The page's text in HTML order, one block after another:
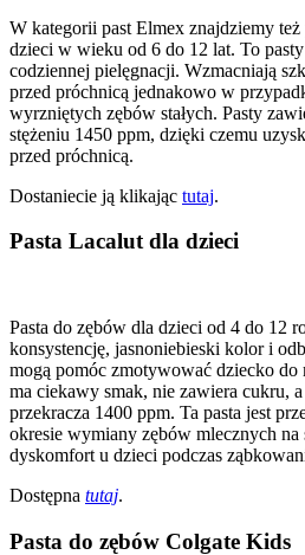
W kategorii past Elmex znajdziemy
dzieci w wieku od 6 do 12 lat. To
codziennej pielęgnacji. Wzmacniają
przed próchnicą jednakowo w
wyrzniętych zębów stałych. Pasty
stężeniu 1450 ppm, dzięki czemu
przed próchnicą.
Dostaniecie ją klikając tutaj.
Pasta Lacalut dla dzieci
Pasta do zębów dla dzieci od 4 do 12
konsystencję, jasnoniebieski kolor i
mogą pomóc zmotywować dziecko do
ma ciekawy smak, nie zawiera cukru,
przekracza 1400 ppm. Ta pasta jest
okresie wymiany zębów mlecznych na
dyskomfort u dzieci podczas
Dostępna tutaj.
Pasta do zębów Colgate Kids